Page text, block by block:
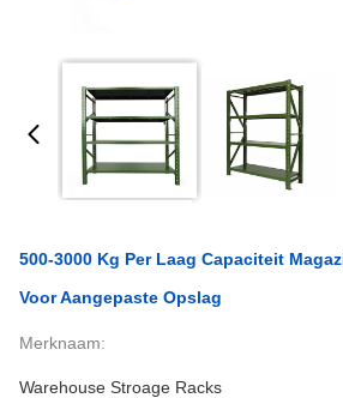
500-3000 Kg Per Laag Capaciteit
Voor Aangepaste Opslag
Merknaam:
Warehouse Stroage Racks